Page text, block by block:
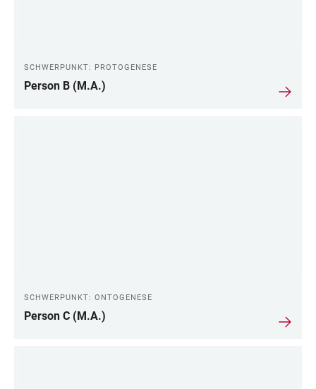
SCHWERPUNKT: PROTOGENESE
Person B (M.A.)
SCHWERPUNKT: ONTOGENESE
Person C (M.A.)